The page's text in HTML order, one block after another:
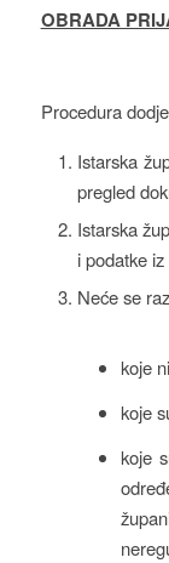
OBRADA
Procedura
Istarska
pregled
Istarska
i podatke
Neće se
koje
koje
koje